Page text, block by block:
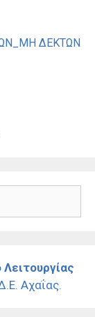
ΔΕΚΤΩΝ
Λειτουργίας
Αχαΐας.